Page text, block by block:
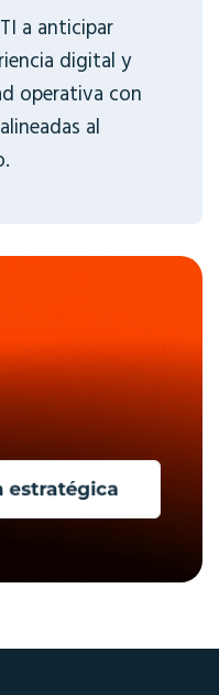
a anticipar
digital y
operativa con
al